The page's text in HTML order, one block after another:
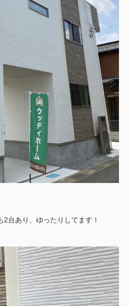
台あり、ゆったりしてます！